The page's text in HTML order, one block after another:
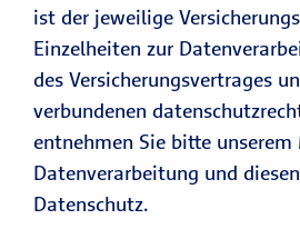
ist der jeweilige
Einzelheiten zur
des Versicherungsvertrages
verbundenen
entnehmen Sie bitte
Datenverarbeitung und
Datenschutz.